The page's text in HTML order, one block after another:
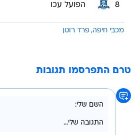
8 הפועל עכו
מכבי חיפה פרד רוטן
טרם התפרסמו תגובות